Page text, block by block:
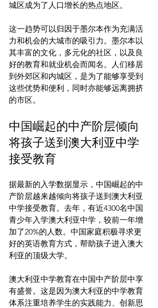
城区成为了人口增长的热点地区。
这一趋势可以归因于墨尔本作为充满活
力和机会的大城市的吸引力。墨尔本以
其丰富的文化，多元化的社区，以及良
好的教育和就业机会而闻名。人们移居
到外郊区和内城区，是为了能够享受到
这些优势和便利，同时亦能够远离拥挤
中国崛起的中产阶层倾向
将孩子送到澳大利亚中学
接受教育
据最新的入学数据显示，中国崛起的中
产阶层越来越倾向将孩子送到澳大利亚
中学接受教育。去年，有近4300名中国
青少年入学澳大利亚中学，较前一年增
加了20%的人数。中国家庭积极寻求更
好的英语教育方式，帮助孩子进入澳大
利亚的顶级大学。
澳大利亚中学教育在中国中产阶层中享
有盛誉。这是因为澳大利亚的中学教育
体系注重培养学生的实践能力、创新思